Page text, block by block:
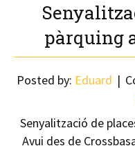
pàrquing
Posted by: Eduard
Senyalització de
Avui des de